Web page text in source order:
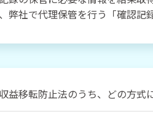
弊社で代理保管を行う「確認記
益移転防止法のうち、どの方式